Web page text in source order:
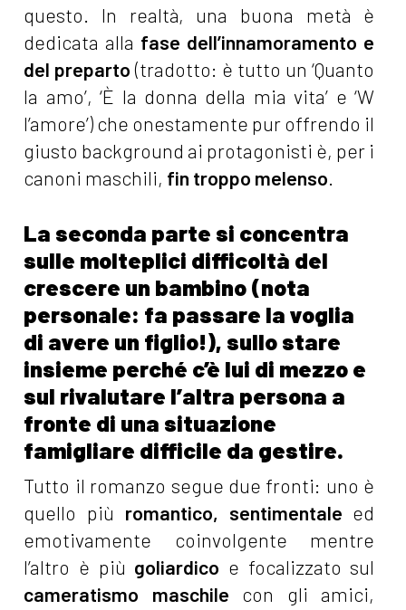
questo. In realtà, una buona metà è
dedicata alla fase dell’innamoramento e
del preparto (tradotto: è tutto un ‘Quanto
la amo’, ‘È la donna della mia vita’ e ‘W
l’amore’) che onestamente pur offrendo il
giusto background ai protagonisti è, per i
canoni maschili, fin troppo melenso
La seconda parte si concentra
sulle molteplici difficoltà del
crescere un bambino (nota
personale: fa passare la voglia
di avere un figlio!), sullo stare
insieme perché c’è lui di mezzo e
sul rivalutare l’altra persona a
fronte di una situazione
famigliare difficile da gestire.
Tutto il romanzo segue due fronti: uno è
quello più romantico, sentimentale ed
emotivamente coinvolgente mentre
l’altro è più goliardico e focalizzato sul
cameratismo maschile con gli amici,